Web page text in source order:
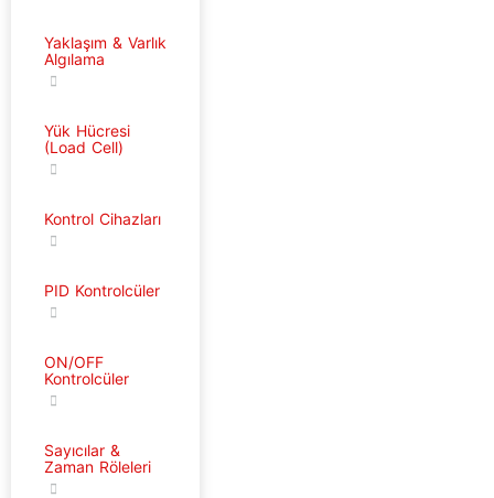
Yaklaşım & Varlık
Algılama
Yük Hücresi
(Load Cell)
Kontrol Cihazları
PID Kontrolcüler
ON/OFF
Kontrolcüler
Sayıcılar &
Zaman Röleleri